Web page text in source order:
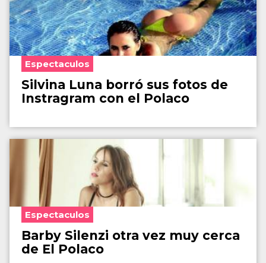
Espectaculos
Silvina Luna borró sus fotos de
Instragram con el Polaco
Espectaculos
Barby Silenzi otra vez muy cerca
de El Polaco